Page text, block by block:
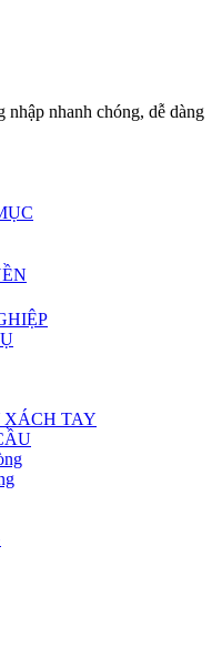
nhanh chóng, dễ dàng
XÁCH TAY